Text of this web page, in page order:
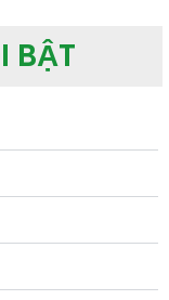
BẬT